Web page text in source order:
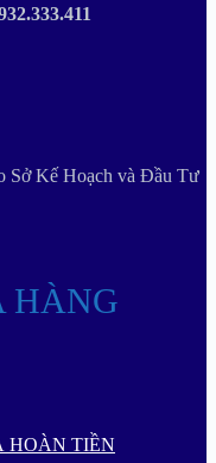
Sở Kế Hoạch và Đầu Tư
HÀNG
HOÀN TIỀN